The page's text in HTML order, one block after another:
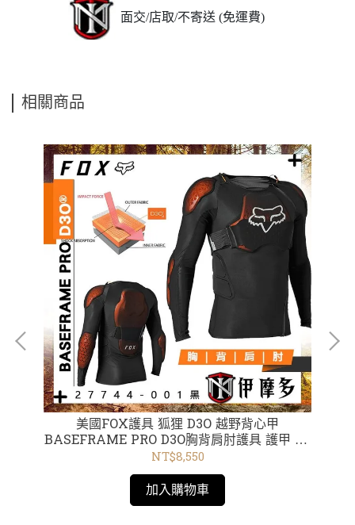
面交/店取/不寄送 (免運費)
相關商品
美國FOX護具 狐狸 D3O 越野背心甲
BASEFRAME PRO D3O胸背肩肘護具 護甲 CE
認證 27744-001黑
NT$8,550
加入購物車